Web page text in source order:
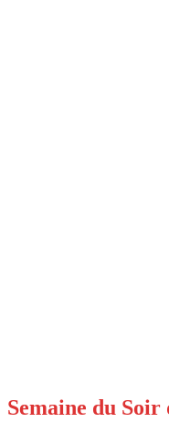
Semaine du Soir